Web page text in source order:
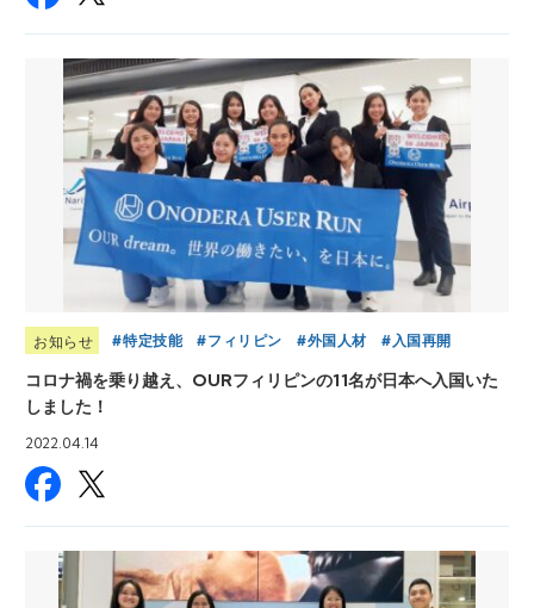
お知らせ 特定技能 フィリピン 外国人材 入国再開
コロナ禍を乗り越え、OURフィリピンの11名が日本へ入国いた
しました！
2022.04.14